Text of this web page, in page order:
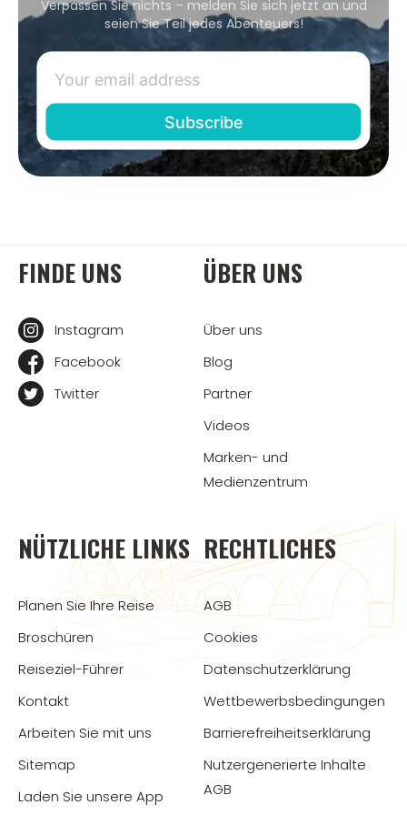
Verpassen Sie nichts – melden Sie sich jetzt an und
seien Sie Teil jedes Abenteuers!
FINDE UNS
Instagram
Facebook
Twitter
ÜBER UNS
Über uns
Blog
Partner
Videos
Marken- und
Medienzentrum
NÜTZLICHE LINKS
Planen Sie Ihre Reise
Broschüren
Reiseziel-Führer
Kontakt
Arbeiten Sie mit uns
Sitemap
Laden Sie unsere App
RECHTLICHES
AGB
Cookies
Datenschutzerklärung
Wettbewerbsbedingungen
Barrierefreiheitserklärung
Nutzergenerierte Inhalte
AGB